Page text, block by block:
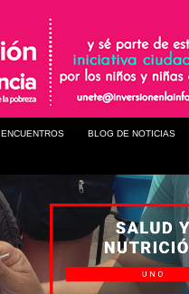
ENCUENTROS BLOG DE NOTICIAS